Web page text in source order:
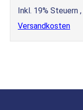
Inkl. 19% Steuern ,
Versandkosten